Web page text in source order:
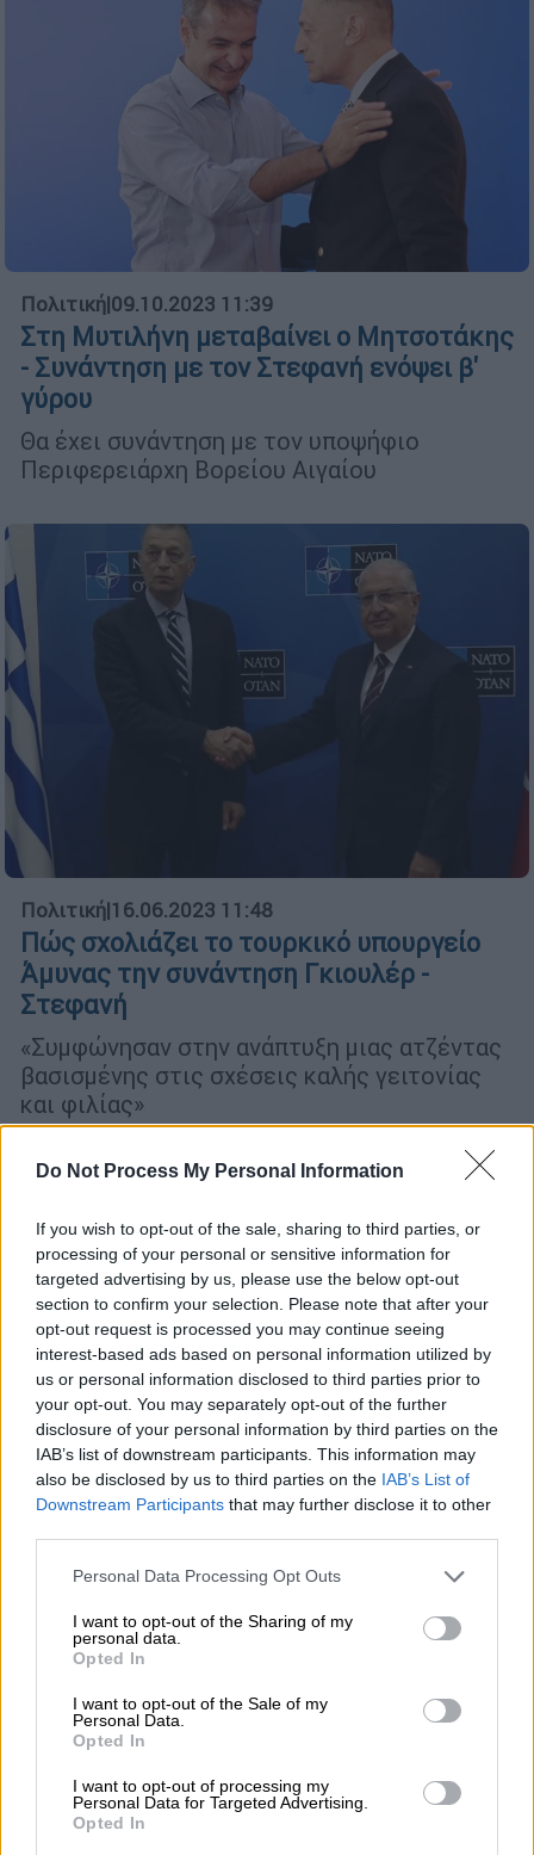
Do Not Process My Personal Information
If you wish to opt-out of the sale, sharing to third parties, or
processing of your personal or sensitive information for
targeted advertising by us, please use the below opt-out
section to confirm your selection. Please note that after your
opt-out request is processed you may continue seeing
interest-based ads based on personal information utilized by
us or personal information disclosed to third parties prior to
your opt-out. You may separately opt-out of the further
disclosure of your personal information by third parties on the
IAB’s list of downstream participants. This information may
also be disclosed by us to third parties on the IAB’s List of
Downstream Participants that may further disclose it to other
Please note that this website/app uses one or more Google
not limited to your visit or usage behaviour. You may click to
grant or deny consent to Google and its third-party tags to
use your data for below specified purposes in below Google
consent section.
Personal Data Processing Opt Outs
I want to opt-out of the Sharing of my
personal data.
Opted In
I want to opt-out of the Sale of my
Personal Data.
Opted In
I want to opt-out of processing my
Personal Data for Targeted Advertising.
Opted In
Πολιτική|09.10.2023 11:39
Στη Μυτιλήνη μεταβαίνει ο Μητσοτάκης
- Συνάντηση με τον Στεφανή ενόψει β'
γύρου
Θα έχει συνάντηση με τον υποψήφιο
Περιφερειάρχη Βορείου Αιγαίου
Πολιτική|16.06.2023 11:48
Πώς σχολιάζει το τουρκικό υπουργείο
Άμυνας την συνάντηση Γκιουλέρ -
Στεφανή
«Συμφώνησαν στην ανάπτυξη μιας ατζέντας
βασισμένης στις σχέσεις καλής γειτονίας
και φιλίας»
Πολιτική|15.06.2023 21:34
Συνάντηση Στεφανή με νέο τούρκο
υπουργό Άμυνας: Τι συζητήθηκε
Οι πρώτες πληροφορίες